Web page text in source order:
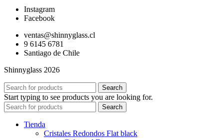
Instagram
Facebook
ventas@shinnyglass.cl
9 6145 6781
Santiago de Chile
Shinnyglass 2026
Search
Start typing to see products you are looking for.
Search
Tienda
Cristales Redondos Flat black